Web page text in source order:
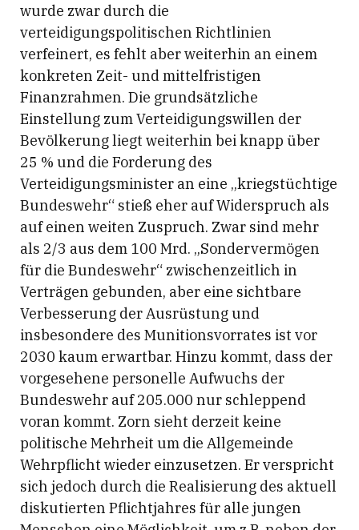
wurde zwar durch die
verteidigungspolitischen Richtlinien
verfeinert, es fehlt aber weiterhin an einem
konkreten Zeit- und mittelfristigen
Finanzrahmen. Die grundsätzliche
Einstellung zum Verteidigungswillen der
Bevölkerung liegt weiterhin bei knapp über
25 % und die Forderung des
Verteidigungsminister an eine „kriegstüchtige
Bundeswehr“ stieß eher auf Widerspruch als
auf einen weiten Zuspruch. Zwar sind mehr
als 2/3 aus dem 100 Mrd. „Sondervermögen
für die Bundeswehr“ zwischenzeitlich in
Verträgen gebunden, aber eine sichtbare
Verbesserung der Ausrüstung und
insbesondere des Munitionsvorrates ist vor
2030 kaum erwartbar. Hinzu kommt, dass der
vorgesehene personelle Aufwuchs der
Bundeswehr auf 205.000 nur schleppend
voran kommt. Zorn sieht derzeit keine
politische Mehrheit um die Allgemeinde
Wehrpflicht wieder einzusetzen. Er verspricht
sich jedoch durch die Realisierung des aktuell
diskutierten Pflichtjahres für alle jungen